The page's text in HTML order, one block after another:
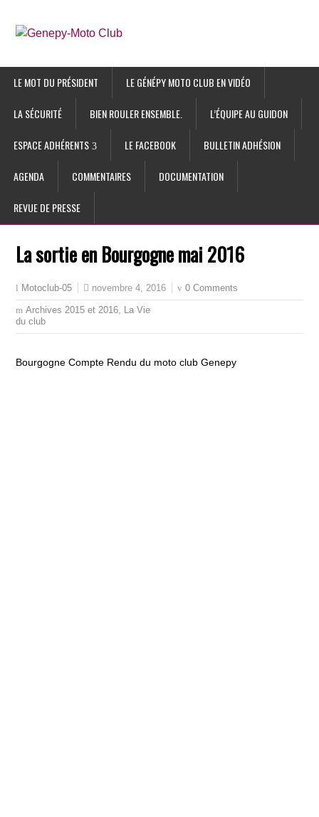
LE MOT DU PRÉSIDENT LE GÉNÉPY MOTO CLUB EN VIDÉO
LA SÉCURITÉ BIEN ROULER ENSEMBLE. L’ÉQUIPE AU GUIDON
ESPACE ADHÉRENTS LE FACEBOOK BULLETIN ADHÉSION
AGENDA COMMENTAIRES DOCUMENTATION
REVUE DE PRESSE
La sortie en Bourgogne mai 2016
Motoclub-05 novembre 4, 2016 0 Comments
Archives 2015 et 2016, La Vie
du club
Bourgogne Compte Rendu du moto club Genepy